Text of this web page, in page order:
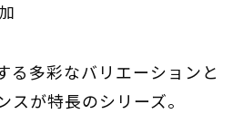
る多彩なバリエーションと
スが特長のシリーズ。